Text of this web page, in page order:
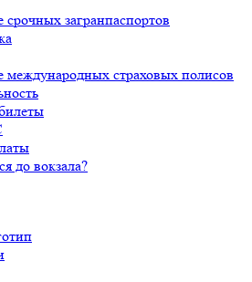
загранпаспортов
страховых полисов
до вокзала?